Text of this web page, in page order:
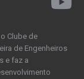
Clube de
de Engenheiros
e faz a